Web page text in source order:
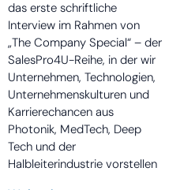
das erste schriftliche
Interview im Rahmen von
„The Company Special“ – der
SalesPro4U-Reihe, in der wir
Unternehmen, Technologien,
Unternehmenskulturen und
Karrierechancen aus
Photonik, MedTech, Deep
Tech und der
Halbleiterindustrie vorstellen